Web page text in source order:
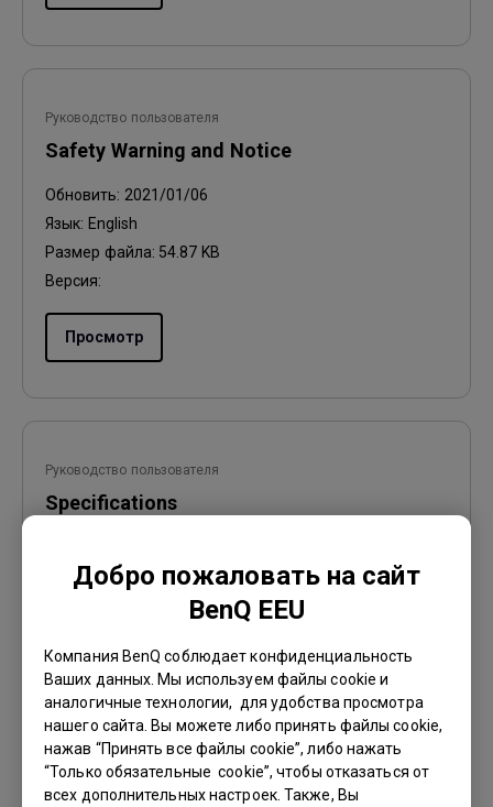
Добро пожаловать на сайт
BenQ EEU
Компания BenQ соблюдает конфиденциальность
Ваших данных. Мы используем файлы cookie и
аналогичные технологии, для удобства просмотра
нашего сайта. Вы можете либо принять файлы cookie,
нажав “Принять все файлы cookie”, либо нажать
“Только обязательные cookie”, чтобы отказаться от
всех дополнительных настроек. Также, Вы
Руководство пользователя
Safety Warning and Notice
Обновить: 2021/01/06
Язык: English
Размер файла: 54.87 KB
Версия:
Просмотр
Руководство пользователя
Specifications
Язык:
Russian
218.84 KB
Просмотр